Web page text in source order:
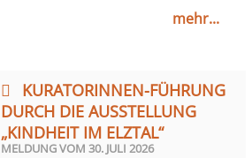
mehr...
KURATORINNEN-FÜHRUNG
DURCH DIE AUSSTELLUNG
„KINDHEIT IM ELZTAL“
MELDUNG VOM 30. JULI 2026